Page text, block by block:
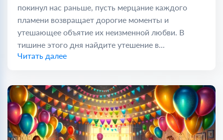
покинул нас раньше, пусть мерцание каждого
пламени возвращает дорогие моменты и
утешающее объятие их неизменной любви. В
тишине этого дня найдите утешение в...
Читать далее